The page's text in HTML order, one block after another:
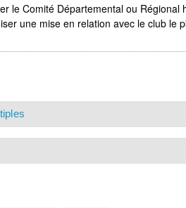
le Comité Départemental ou Régional
une mise en relation avec le club le